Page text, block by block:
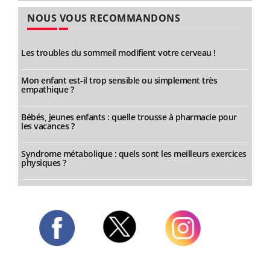
NOUS VOUS RECOMMANDONS
Les troubles du sommeil modifient votre cerveau !
Mon enfant est-il trop sensible ou simplement très
empathique ?
Bébés, jeunes enfants : quelle trousse à pharmacie pour
les vacances ?
Syndrome métabolique : quels sont les meilleurs exercices
physiques ?